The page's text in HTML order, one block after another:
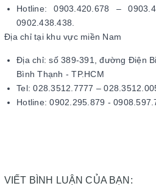
Hotline: 0903.420.678 –
0902.438.438.
Địa chỉ tại khu vực miền Nam
Địa chỉ: số 389-391, đường Điện
Bình Thạnh - TP.HCM
Tel: 028.3512.7777 –
Hotline: 0902.295.879 -
VIẾT BÌNH LUẬN CỦA BẠN: